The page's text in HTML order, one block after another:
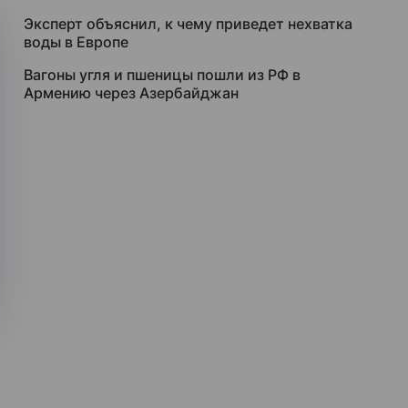
Эксперт объяснил, к чему приведет нехватка
воды в Европе
Вагоны угля и пшеницы пошли из РФ в
Армению через Азербайджан